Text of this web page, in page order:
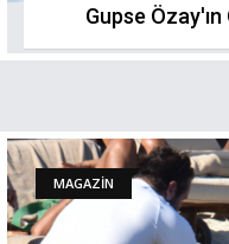
Gupse
MAGAZİN